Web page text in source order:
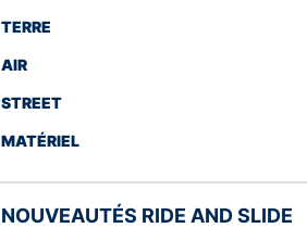
TERRE
AIR
STREET
MATÉRIEL
NOUVEAUTÉS RIDE AND SLIDE